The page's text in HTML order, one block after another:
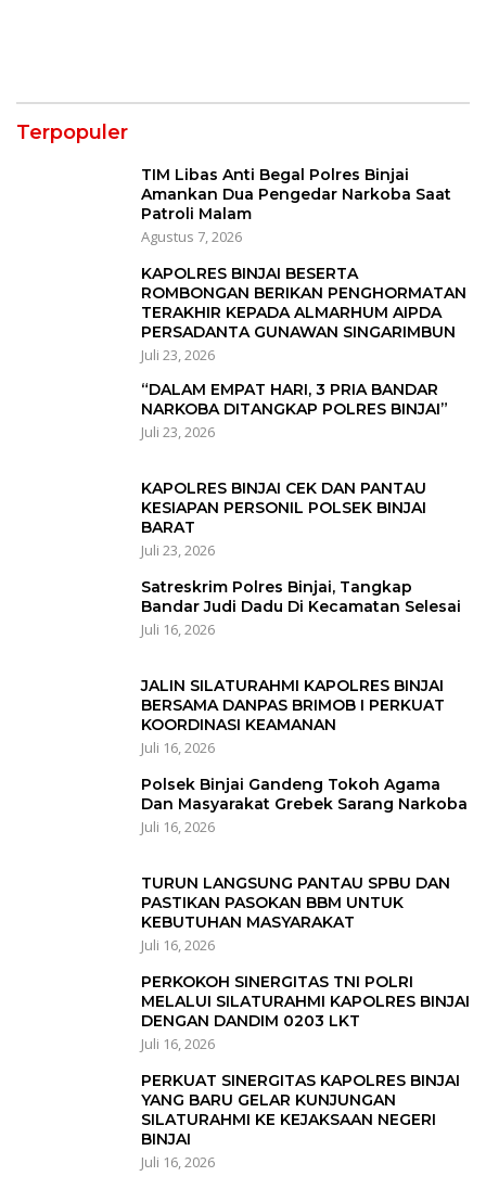
Terpopuler
TIM Libas Anti Begal Polres Binjai
Amankan Dua Pengedar Narkoba Saat
Patroli Malam
Agustus 7, 2026
KAPOLRES BINJAI BESERTA
ROMBONGAN BERIKAN PENGHORMATAN
TERAKHIR KEPADA ALMARHUM AIPDA
PERSADANTA GUNAWAN SINGARIMBUN
Juli 23, 2026
“DALAM EMPAT HARI, 3 PRIA BANDAR
NARKOBA DITANGKAP POLRES BINJAI”
Juli 23, 2026
KAPOLRES BINJAI CEK DAN PANTAU
KESIAPAN PERSONIL POLSEK BINJAI
BARAT
Juli 23, 2026
Satreskrim Polres Binjai, Tangkap
Bandar Judi Dadu Di Kecamatan Selesai
Juli 16, 2026
JALIN SILATURAHMI KAPOLRES BINJAI
BERSAMA DANPAS BRIMOB I PERKUAT
KOORDINASI KEAMANAN
Juli 16, 2026
Polsek Binjai Gandeng Tokoh Agama
Dan Masyarakat Grebek Sarang Narkoba
Juli 16, 2026
TURUN LANGSUNG PANTAU SPBU DAN
PASTIKAN PASOKAN BBM UNTUK
KEBUTUHAN MASYARAKAT
Juli 16, 2026
PERKOKOH SINERGITAS TNI POLRI
MELALUI SILATURAHMI KAPOLRES BINJAI
DENGAN DANDIM 0203 LKT
Juli 16, 2026
PERKUAT SINERGITAS KAPOLRES BINJAI
YANG BARU GELAR KUNJUNGAN
SILATURAHMI KE KEJAKSAAN NEGERI
BINJAI
Juli 16, 2026